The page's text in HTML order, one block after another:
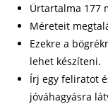
Ürtartalma 177
Méreteit
Ezekre a
lehet készíteni.
Írj egy feliratot
jóváhagyásra